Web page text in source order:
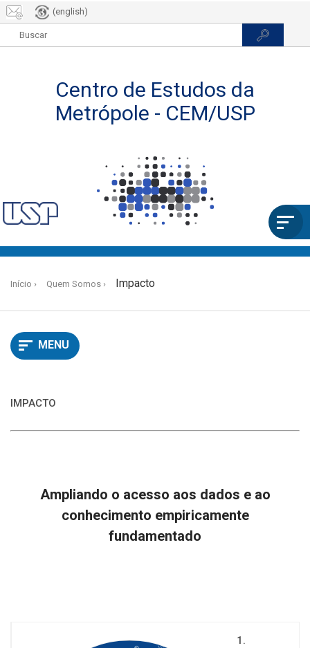
(english)
principal
Início Quem Somos Impacto
MENU
IMPACTO
Ampliando o acesso aos dados e ao
conhecimento empiricamente
fundamentado
1.